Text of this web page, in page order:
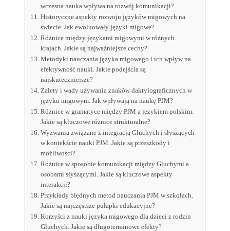
wczesna nauka wpływa na rozwój komunikacji?
Historyczne aspekty rozwoju języków migowych na
świecie. Jak ewoluowały języki migowe?
Różnice między językami migowymi w różnych
krajach. Jakie są najważniejsze cechy?
Metodyki nauczania języka migowego i ich wpływ na
efektywność nauki. Jakie podejścia są
najskuteczniejsze?
Zalety i wady używania znaków daktylograficznych w
języku migowym. Jak wpływają na naukę PJM?
Różnice w gramatyce między PJM a językiem polskim.
Jakie są kluczowe różnice strukturalne?
Wyzwania związane z integracją Głuchych i słyszących
w kontekście nauki PJM. Jakie są przeszkody i
możliwości?
Różnice w sposobie komunikacji między Głuchymi a
osobami słyszącymi. Jakie są kluczowe aspekty
interakcji?
Przykłady błędnych metod nauczania PJM w szkołach.
Jakie są najczęstsze pułapki edukacyjne?
Korzyści z nauki języka migowego dla dzieci z rodzin
Głuchych. Jakie są długoterminowe efekty?